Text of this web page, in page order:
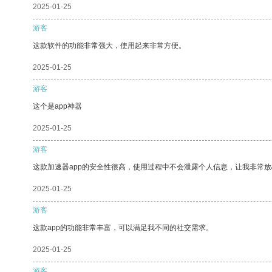
2025-01-25
游客
这款软件的功能非常强大，使用起来非常方便。
2025-01-25
游客
这个是app神器
2025-01-25
游客
这款加速器app的安全性很高，使用过程中不会泄露个人信息，让我非常
2025-01-25
游客
这款app的功能非常丰富，可以满足我不同的社交需求。
2025-01-25